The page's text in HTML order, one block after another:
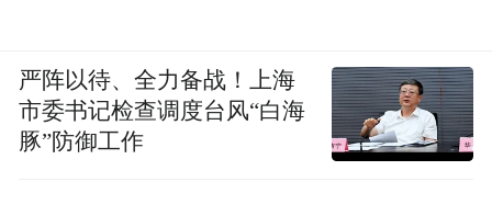
严阵以待、全力备战！上海
市委书记检查调度台风“白海
豚”防御工作